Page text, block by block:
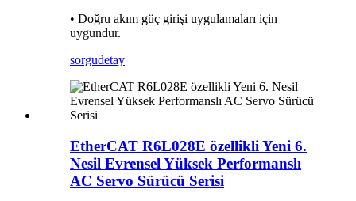
• Doğru akım güç girişi uygulamaları için
uygundur.
sorgudetay
EtherCAT R6L028E özellikli Yeni 6.
Nesil Evrensel Yüksek Performanslı
AC Servo Sürücü Serisi